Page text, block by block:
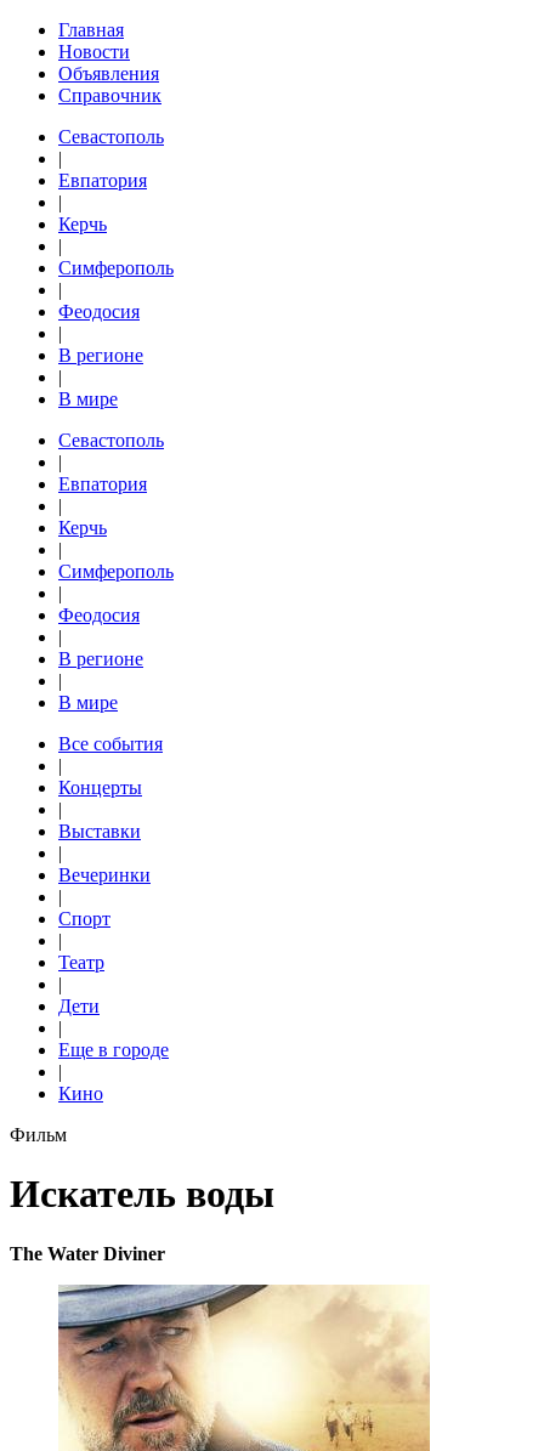
Главная
Новости
Объявления
Справочник
Севастополь
|
Евпатория
|
Керчь
|
Симферополь
|
Феодосия
|
В регионе
|
В мире
Севастополь
|
Евпатория
|
Керчь
|
Симферополь
|
Феодосия
|
В регионе
|
В мире
Все события
|
Концерты
|
Выставки
|
Вечеринки
|
Спорт
|
Театр
|
Дети
|
Еще в городе
|
Кино
Фильм
Искатель воды
The Water Diviner